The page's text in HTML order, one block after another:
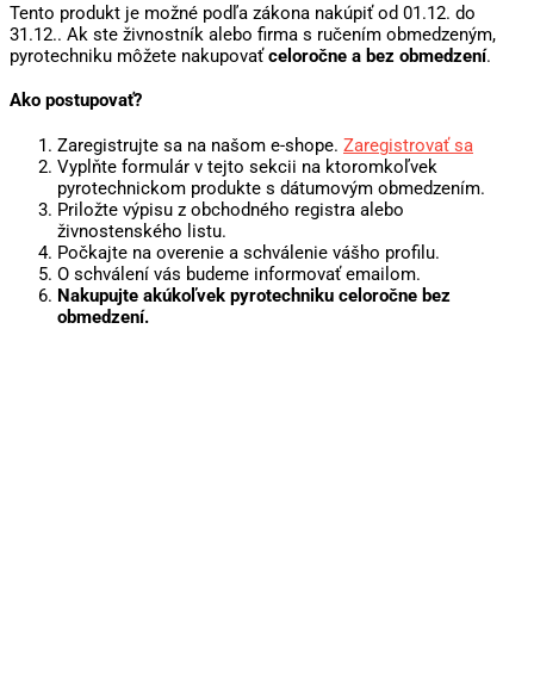
Tento produkt je možné podľa zákona nakúpiť od 01.12. do
31.12.. Ak ste živnostník alebo firma s ručením obmedzeným,
pyrotechniku môžete nakupovaťceloročne a bez obmedzení.
Ako postupovať?
Zaregistrujte sa na našom e-shope. Zaregistrovať sa
Vyplňte formulár v tejto sekcii na ktoromkoľvek
pyrotechnickom produkte s dátumovým obmedzením.
Priložte výpisu z obchodného registra alebo
živnostenského listu.
Počkajte na overenie a schválenie vášho profilu.
O schválení vás budeme informovať emailom.
Nakupujte akúkoľvek pyrotechniku celoročne bez
obmedzení.